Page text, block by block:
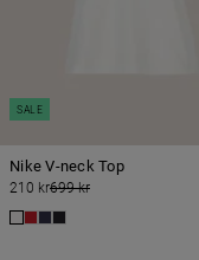
Nike V-neck Top
210 kr699 kr
SALE